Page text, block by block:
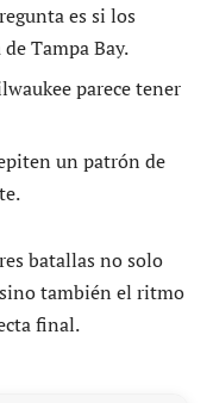
es si los
Tampa Bay.
parece tener
un patrón de
batallas no solo
también el ritmo
final.